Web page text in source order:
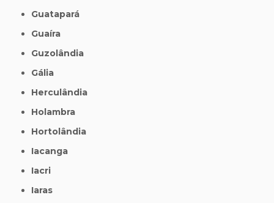
Guatapará
Guaíra
Guzolândia
Gália
Herculândia
Holambra
Hortolândia
Iacanga
Iacri
Iaras